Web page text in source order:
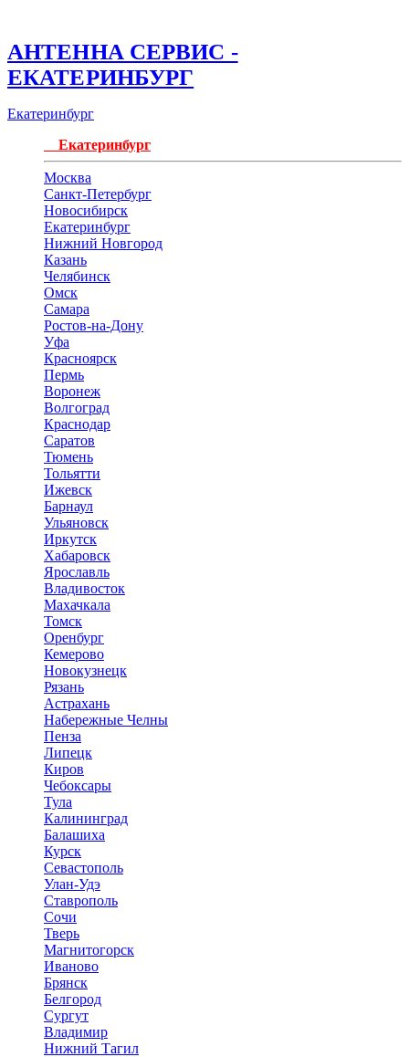
АНТЕННА СЕРВИС -
ЕКАТЕРИНБУРГ
Екатеринбург
Екатеринбург
Москва
Санкт-Петербург
Новосибирск
Екатеринбург
Нижний Новгород
Казань
Челябинск
Омск
Самара
Ростов-на-Дону
Уфа
Красноярск
Пермь
Воронеж
Волгоград
Краснодар
Саратов
Тюмень
Тольятти
Ижевск
Барнаул
Ульяновск
Иркутск
Хабаровск
Ярославль
Владивосток
Махачкала
Томск
Оренбург
Кемерово
Новокузнецк
Рязань
Астрахань
Набережные Челны
Пенза
Липецк
Киров
Чебоксары
Тула
Калининград
Балашиха
Курск
Севастополь
Улан-Удэ
Ставрополь
Сочи
Тверь
Магнитогорск
Иваново
Брянск
Белгород
Сургут
Владимир
Нижний Тагил